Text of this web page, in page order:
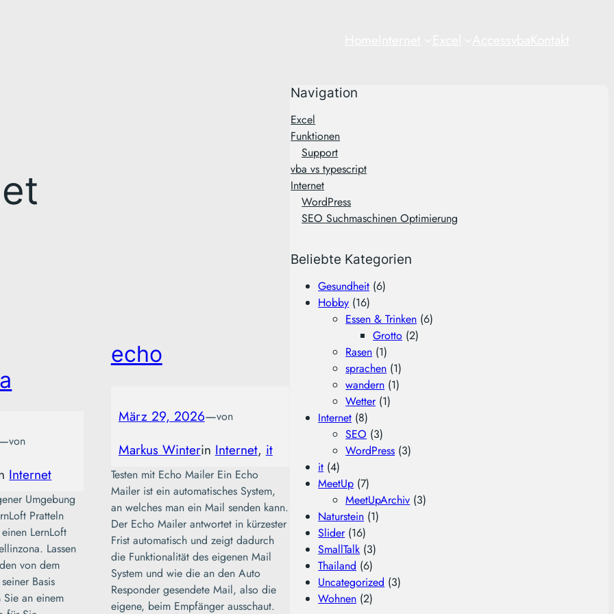
von
Internet
Umgebung
Pratteln
LernLoft
Lassen
von dem
Basis
Sie an einem
echo
März 29, 2026—von
Markus Winterin Internet, it
Testen mit Echo Mailer Ein Echo
Mailer ist ein automatisches System,
an welches man ein Mail senden kann.
Der Echo Mailer antwortet in kürzester
Frist automatisch und zeigt dadurch
die Funktionalität des eigenen Mail
System und wie die an den Auto
Responder gesendete Mail, also die
eigene, beim Empfänger ausschaut.
Navigation
Excel
Funktionen
Support
vba vs typescript
Internet
WordPress
SEO Suchmaschinen Optimierung
Beliebte Kategorien
Gesundheit (6)
Hobby (16)
Essen & Trinken (6)
Grotto (2)
Rasen (1)
sprachen (1)
wandern (1)
Wetter(1)
Internet (8)
SEO (3)
WordPress (3)
it (4)
MeetUp (7)
MeetUpArchiv (3)
Naturstein (1)
Slider(16)
SmallTalk (3)
Thailand (6)
Uncategorized (3)
Wohnen (2)